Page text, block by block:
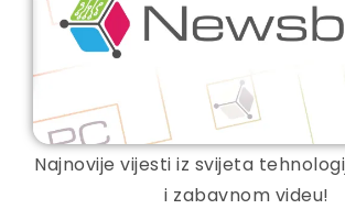
Najnovije vijesti iz svijeta
i zabavnom videu!